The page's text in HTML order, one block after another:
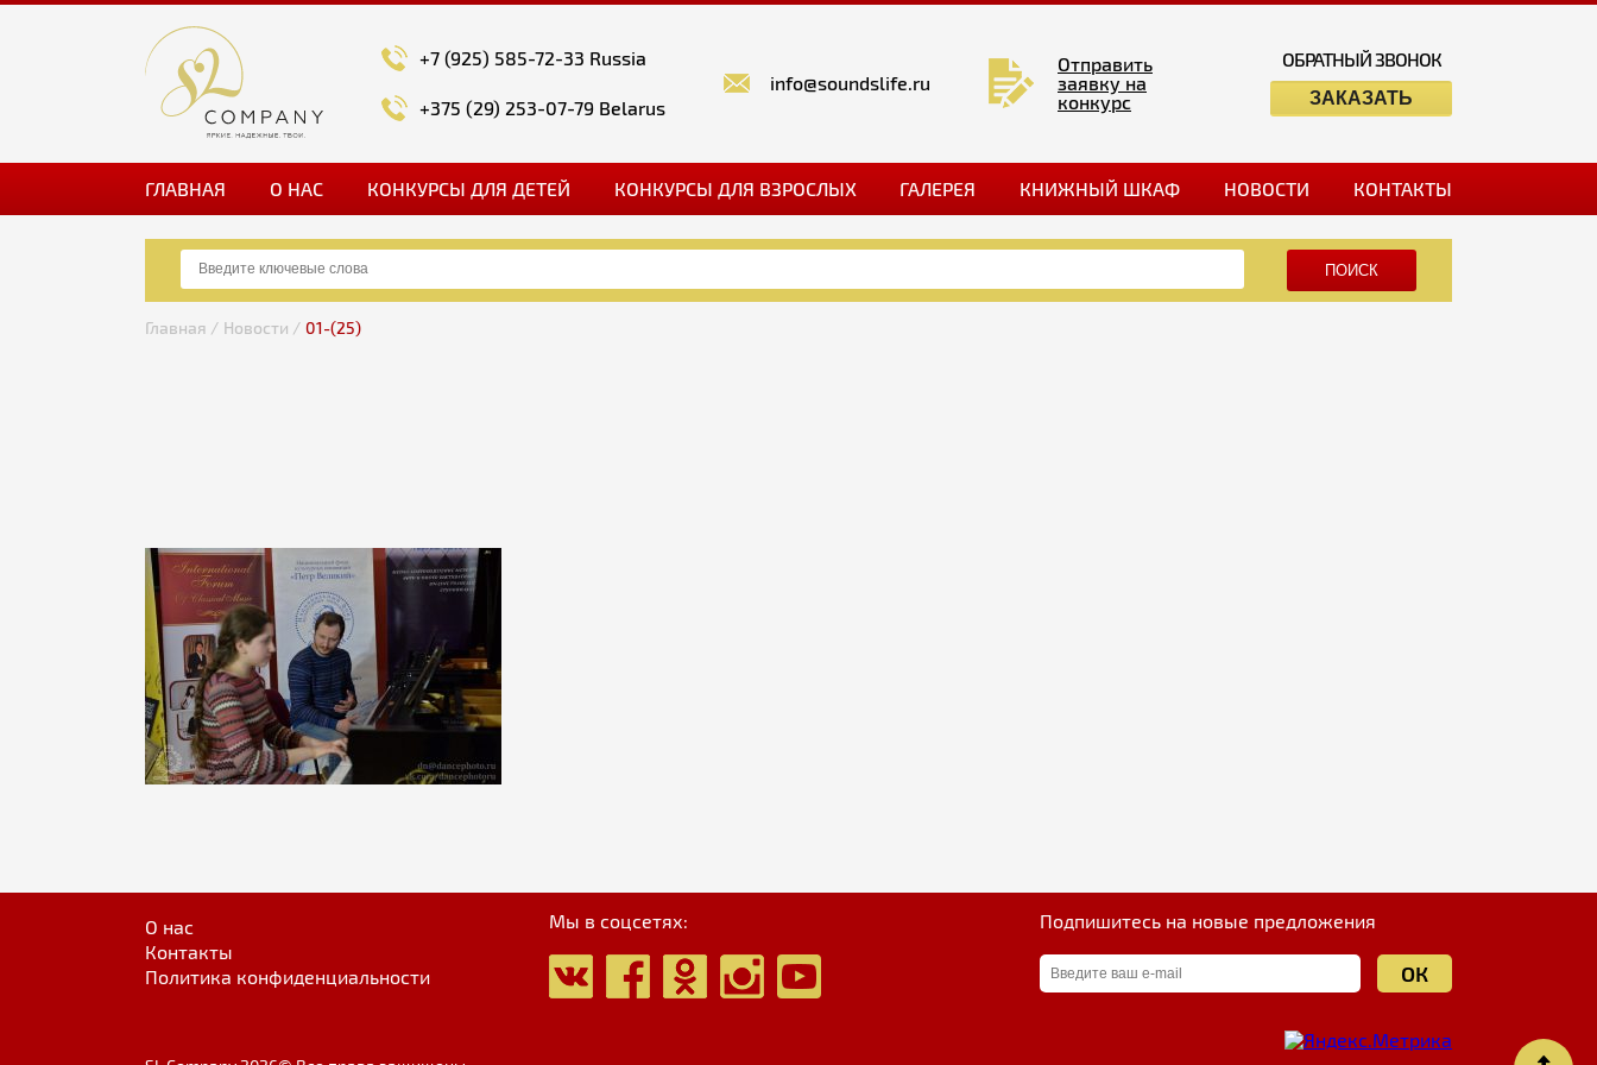
+7 (925) 585-72-33 Russia
+375 (29) 253-07-79 Belarus
info@soundslife.ru
Отправить
заявку на
конкурс
ОБРАТНЫЙ ЗВОНОК
ЗАКАЗАТЬ
ГЛАВНАЯ О НАС КОНКУРСЫ ДЛЯ ДЕТЕЙ КОНКУРСЫ ДЛЯ ВЗРОСЛЫХ ГАЛЕРЕЯ КНИЖНЫЙ ШКАФ НОВОСТИ КОНТАКТЫ
ПОИСК
Главная / Новости / 01-(25)
О нас
Контакты
Политика конфиденциальности
Мы в соцсетях: Подпишитесь на новые предложения